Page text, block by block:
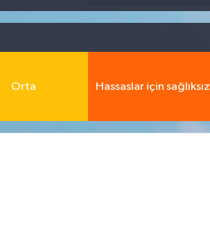
Orta Hassaslar için sağlıksız